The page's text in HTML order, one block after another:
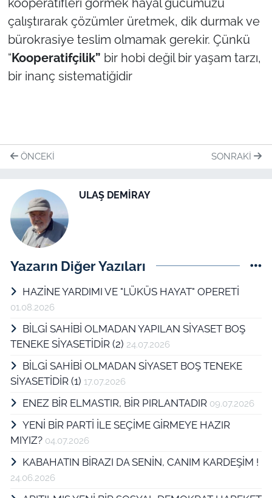
kooperatifleri görmek hayal gücümüzü
çalıştırarak çözümler üretmek, dik durmak ve
bürokrasiye teslim olmamak gerekir. Çünkü
“Kooperatifçilik” bir hobi değil bir yaşam tarzı,
bir inanç sistematiğidir
ÖNCEKI SONRAKI
ULAŞ DEMİRAY
Yazarın Diğer Yazıları
HAZİNE YARDIMI VE "LÜKÜS HAYAT" OPERETİ
01.08.2026
BİLGİ SAHİBİ OLMADAN YAPILAN SİYASET BOŞ
TENEKE SİYASETİDİR (2) 24.07.2026
BİLGİ SAHİBİ OLMADAN SİYASET BOŞ TENEKE
SİYASETİDİR (1) 17.07.2026
ENEZ BİR ELMASTIR, BİR PIRLANTADIR 09.07.2026
YENİ BİR PARTİ İLE SEÇİME GİRMEYE HAZIR
MIYIZ? 04.07.2026
KABAHATIN BİRAZI DA SENİN, CANIM KARDEŞİM !
24.06.2026